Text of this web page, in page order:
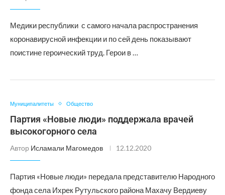
Медики республики с самого начала распространения
коронавирусной инфекции и по сей день показывают
поистине героический труд. Герои в …
Муниципалитеты Общество
Партия «Новые люди» поддержала врачей
высокогорного села
Автор Исламали Магомедов 12.12.2020
Партия «Новые люди» передала представителю Народного
фонда села Ихрек Рутульского района Махачу Вердиеву